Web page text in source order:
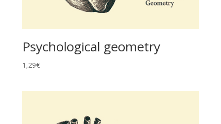
Psychological geometry
1,29€